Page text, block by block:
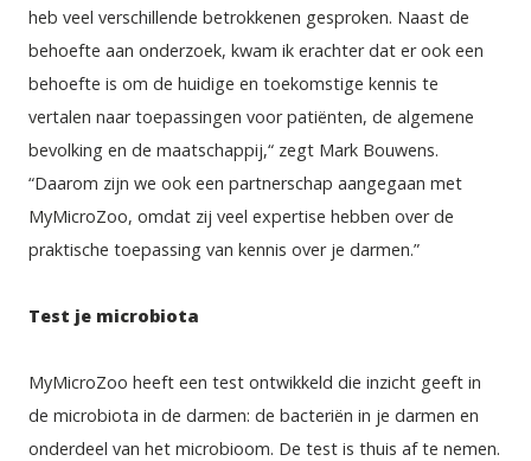
heb veel verschillende betrokkenen gesproken. Naast de
behoefte aan onderzoek, kwam ik erachter dat er ook een
behoefte is om de huidige en toekomstige kennis te
vertalen naar toepassingen voor patiënten, de algemene
bevolking en de maatschappij,“ zegt Mark Bouwens.
“Daarom zijn we ook een partnerschap aangegaan met
MyMicroZoo, omdat zij veel expertise hebben over de
praktische toepassing van kennis over je darmen.”
Test je microbiota
MyMicroZoo heeft een test ontwikkeld die inzicht geeft in
de microbiota in de darmen: de bacteriën in je darmen en
onderdeel van het microbioom. De test is thuis af te nemen.